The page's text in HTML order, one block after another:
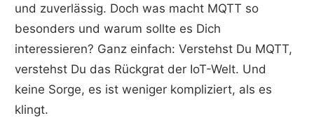
und zuverlässig. Doch was macht MQTT so
besonders und warum sollte es Dich
interessieren? Ganz einfach: Verstehst Du MQTT,
verstehst Du das Rückgrat der IoT-Welt. Und
keine Sorge, es ist weniger kompliziert, als es
klingt.